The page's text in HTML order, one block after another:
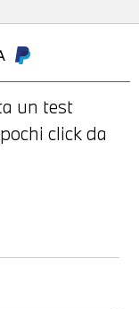
un test
click da